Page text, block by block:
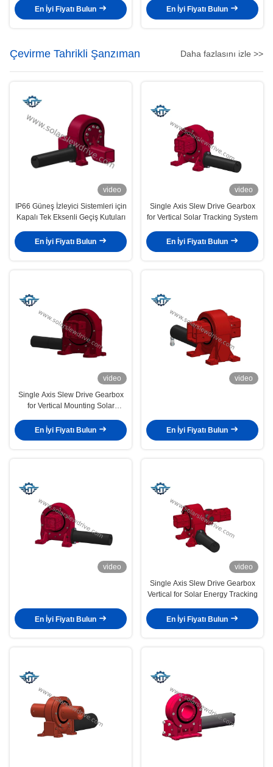
En İyi Fiyatı Bulun Döner Sürücü
En İyi Fiyatı Bulun
Çevirme Tahrikli Şanzıman Daha fazlasını izle >>
video
IP66 Güneş İzleyici Sistemleri için
Kapalı Tek Eksenli Geçiş Kutuları
En İyi Fiyatı Bulun
video
Single Axis Slew Drive Gearbox
for Vertical Solar Tracking System
En İyi Fiyatı Bulun
video
Single Axis Slew Drive Gearbox
for Vertical Mounting Solar
En İyi Fiyatı Bulun
video
En İyi Fiyatı Bulun
video
En İyi Fiyatı Bulun
video
Single Axis Slew Drive Gearbox
Vertical for Solar Energy Tracking
En İyi Fiyatı Bulun